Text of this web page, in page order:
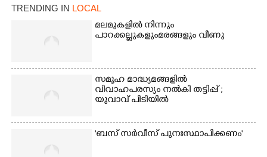
TRENDING IN LOCAL
മലമുകളിൽ നിന്നും
പാറക്കല്ലുകളുംമരങ്ങളും വീണു
സമൂഹ മാദ്ധ്യമങ്ങളിൽ
വിവാഹപരസ്യം നൽകി തട്ടിപ്പ് ;
യുവാവ് പിടിയിൽ
'ബസ് സർവീസ് പുനഃസ്ഥാപിക്കണം'